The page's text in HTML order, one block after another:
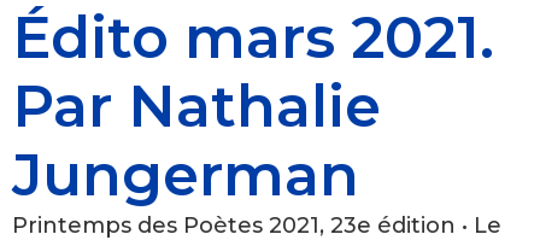
Édito mars 2021.
Par Nathalie
Jungerman
Printemps des Poètes 2021, 23e édition • Le